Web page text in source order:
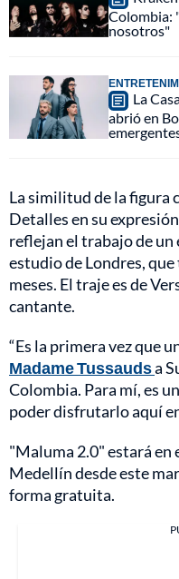
Colombia:
nosotros"
La
abrió en
La similitud de la figura
Detalles en su
reflejan el trabajo de
estudio de Londres,
meses. El traje es de
cantante.
“Es la primera vez que
Madame Tussaudsa
Colombia. Para mí, es
poder disfrutarlo aquí
"Maluma 2.0" estará en
Medellín desde este
forma gratuita.